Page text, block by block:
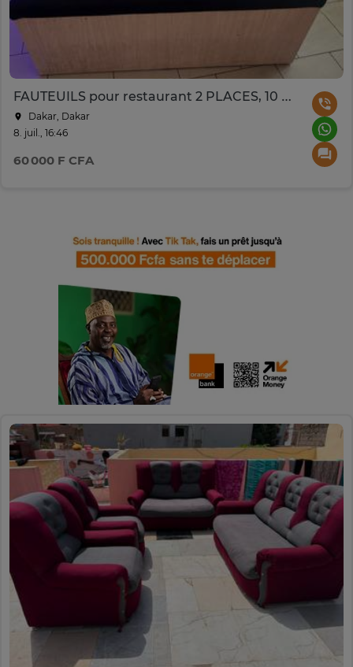
FAUTEUILS pour restaurant 2 PLACES, 10 pièces disponible
Dakar, Dakar
8. juil., 16:46
60 000 F CFA